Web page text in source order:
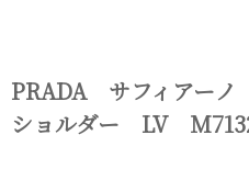
PRADA サフィアー
ショルダー LV